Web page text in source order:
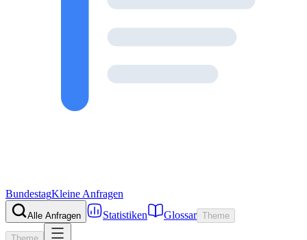
BundestagKleine Anfragen
Alle Anfragen Statistiken Glossar Theme